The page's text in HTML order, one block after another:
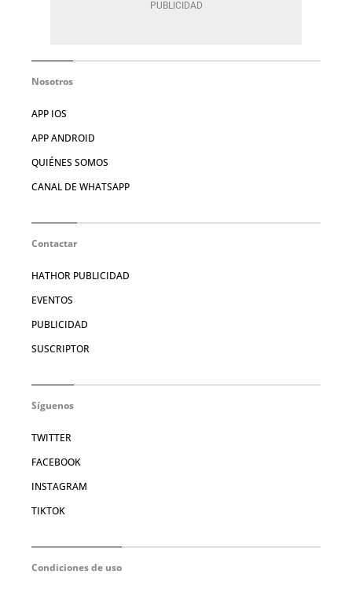
Nosotros
APP IOS
APP ANDROID
QUIÉNES SOMOS
CANAL DE WHATSAPP
Contactar
HATHOR PUBLICIDAD
EVENTOS
PUBLICIDAD
SUSCRIPTOR
Síguenos
TWITTER
FACEBOOK
INSTAGRAM
TIKTOK
Condiciones de uso